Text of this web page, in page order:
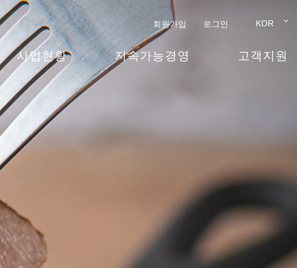
회원가입 로그인 KOR
사업현황 지속가능경영 고객지원